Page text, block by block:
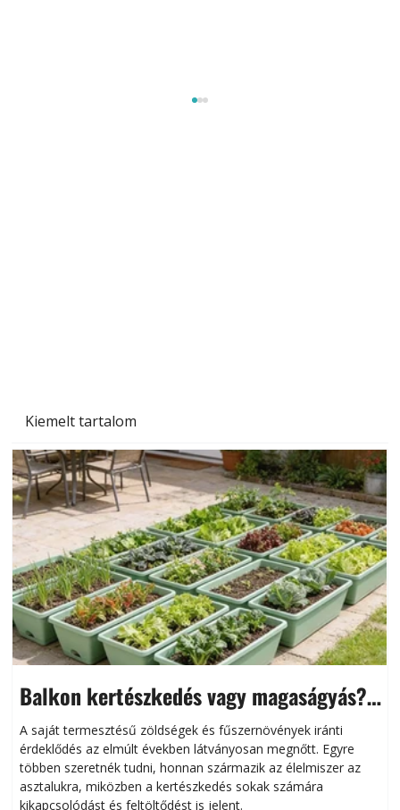
Kiemelt tartalom
Balkon kertészkedés vagy magaságyás?
Helytakarékos kertészkedés
A saját termesztésű zöldségek és fűszernövények iránti
érdeklődés az elmúlt években látványosan megnőtt. Egyre
többen szeretnék tudni, honnan származik az élelmiszer az
asztalukra, miközben a kertészkedés sokak számára
kikapcsolódást és feltöltődést is jelent.